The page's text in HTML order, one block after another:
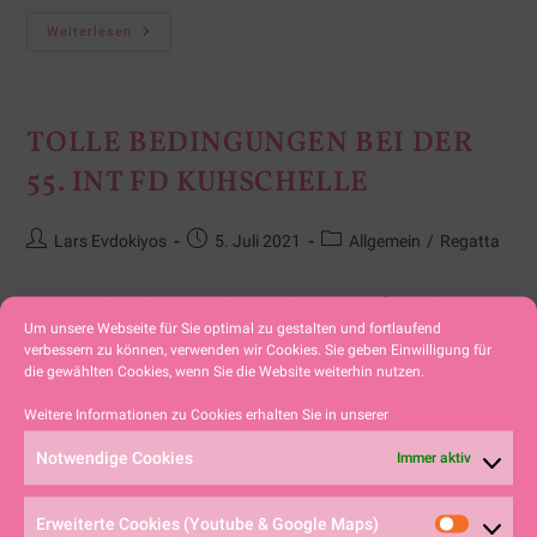
Um unsere Webseite für Sie optimal zu gestalten und fortlaufend
verbessern zu können, verwenden wir Cookies. Sie geben Einwilligung für
die gewählten Cookies, wenn Sie die Website weiterhin nutzen.
Weitere Informationen zu Cookies erhalten Sie in unserer
Notwendige Cookies Immer aktiv
Erweiterte Cookies (Youtube & Google Maps)
Weiterlesen
TOLLE BEDINGUNGEN BEI DER
55. INT FD KUHSCHELLE
Lars Evdokiyos 5. Juli 2021 Allgemein / Regatta
Ein Windreiches Wochenende am großen Alpsee
bescherte den 24 FD-Seglern viel ab. Gleich sechs
Wettfahrten wurden absolviert, drei am Samstag
und nochmals drei am Sonntag. Durch diese
Vielzahl an Wettfahrten…
Weiterlesen